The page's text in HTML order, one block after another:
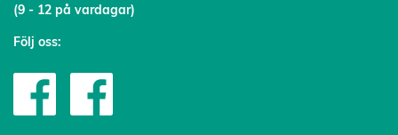
(9 - 12 på vardagar)
Följ oss: